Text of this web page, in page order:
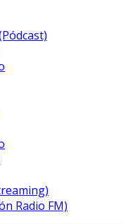
Radio FM)